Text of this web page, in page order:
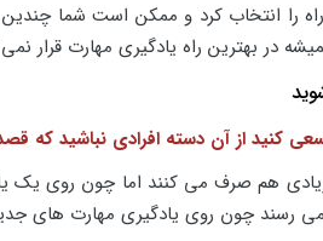
را انتخاب کرد و ممکن است شما
در بهترین راه یادگیری مهارت قرار
کنید از آن دسته افرادی نباشید که
هم صرف می کنند اما چون روی یک
رسند چون روی یادگیری مهارت های